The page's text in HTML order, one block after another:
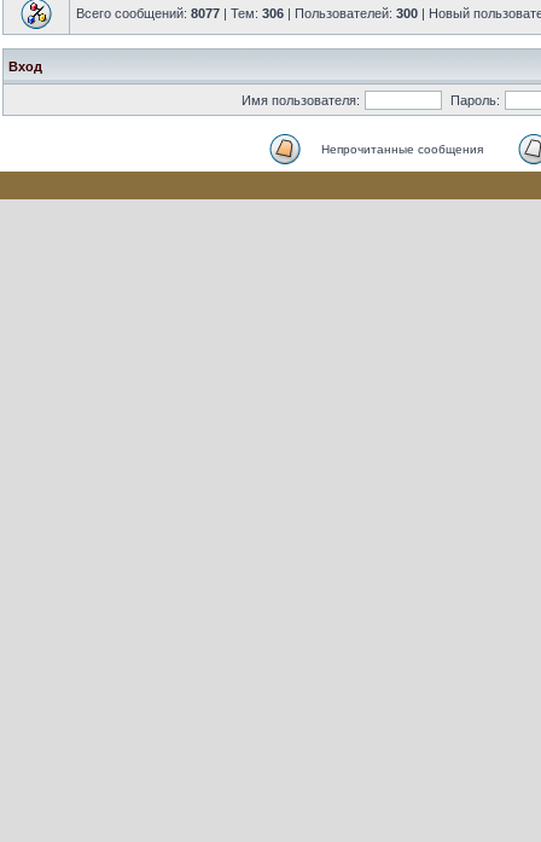
Всего сообщений: 8077 | Тем: 306 | Пользователей: 300 | Новый
Вход
Имя пользователя: Пароль:
Непрочитанные сообщения